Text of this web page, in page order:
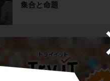
集合と命題